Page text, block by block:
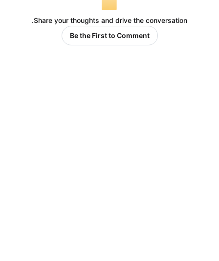
Share your thoughts and drive the conversation.
Be the First to Comment